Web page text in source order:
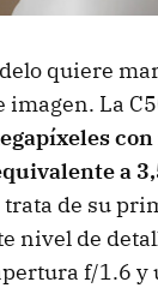
quiere
imagen. La
a
trata de su
nivel de
f/1.6 y